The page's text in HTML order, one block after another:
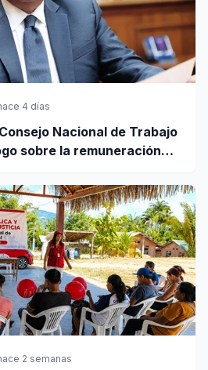
4 días
Nacional de Trabajo
sobre la remuneración
2 semanas